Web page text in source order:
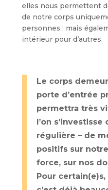
elles nous permettent
de notre corps
personnes ; mais
intérieur pour d’autres.
Le corps
porte d’entrée
permettra très
l’on
régulière – de
positifs sur
force, sur nos
Pour